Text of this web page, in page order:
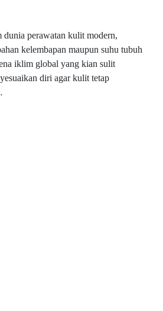
perawatan kulit modern,
kelembapan maupun suhu tubuh
iklim global yang kian sulit
diri agar kulit tetap